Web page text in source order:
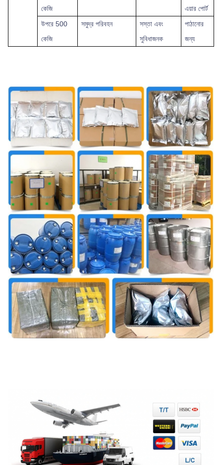
কেজি
এয়ার পোর্ট
উপরে 500
কেজি
সমুদ্র পরিবহন
সস্তা এবং
সুবিধাজনক
পাঠানোর
জন্য